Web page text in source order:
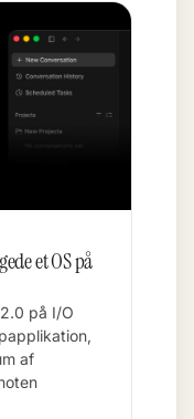
et OS på
på I/O
af